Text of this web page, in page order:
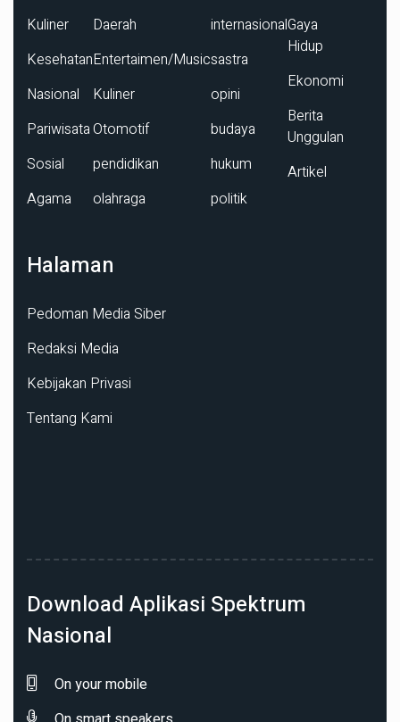
Kuliner
Kesehatan
Nasional
Pariwisata
Sosial
Agama
Daerah
Entertaimen/Music
Kuliner
Otomotif
pendidikan
olahraga
internasional
sastra
opini
budaya
hukum
politik
Gaya
Hidup
Ekonomi
Berita
Unggulan
Artikel
Halaman
Pedoman Media Siber
Redaksi Media
Kebijakan Privasi
Tentang Kami
Download Aplikasi Spektrum
Nasional
On your mobile